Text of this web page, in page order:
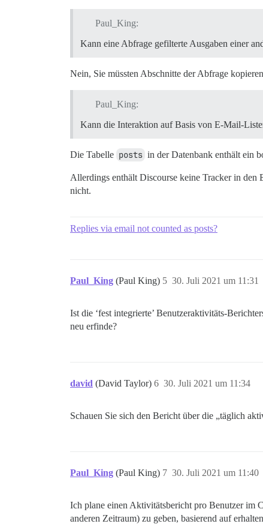
Paul_King:
Kann eine Abfrage gefilterte Ausgaben einer
Nein, Sie müssten Abschnitte der Abfrage
Paul_King:
Kann die Interaktion auf Basis von E-Mail-
Die Tabelle posts in der Datenbank enthält ein
Allerdings enthält Discourse keine Tracker in den
nicht.
Replies via email not counted as posts?
Paul_King (Paul King) 30. Juli 2021 um 11:31
5
Ist die ‘fest integrierte’ Benutzeraktivitäts-
neu erfinde?
david (David Taylor) 30. Juli 2021 um 11:34
6
Schauen Sie sich den Bericht über die „täglich
Paul_King (Paul King) 30. Juli 2021 um 11:40
7
Ich plane einen Aktivitätsbericht pro Benutzer im
anderen Zeitraum) zu geben, basierend auf